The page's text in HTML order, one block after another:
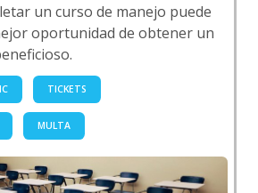
un curso de manejo puede
oportunidad de obtener un
TICKETS
MULTA